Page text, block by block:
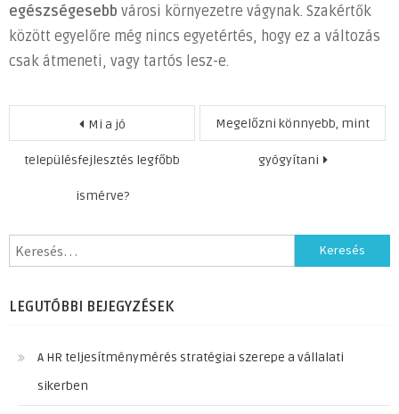
egészségesebb városi környezetre vágynak. Szakértők
között egyelőre még nincs egyetértés, hogy ez a változás
csak átmeneti, vagy tartós lesz-e.
Bejegyzés
navigáció
Mi a jó
településfejlesztés legfőbb
ismérve?
Megelőzni könnyebb, mint
gyógyítani
Keresés:
LEGUTÓBBI BEJEGYZÉSEK
A HR teljesítménymérés stratégiai szerepe a vállalati
sikerben